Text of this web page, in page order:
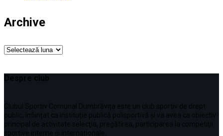
Archive
Archive
Despre club
Clubul Sportiv Comunal Dumbrăvița este un club sportiv de drept
public, înființat ca instituţie publică polisportivă și va avea ca obiectiv
principal de activitate selecţia, pregătirea, participarea la competiţii
sportive interne şi internaționale.